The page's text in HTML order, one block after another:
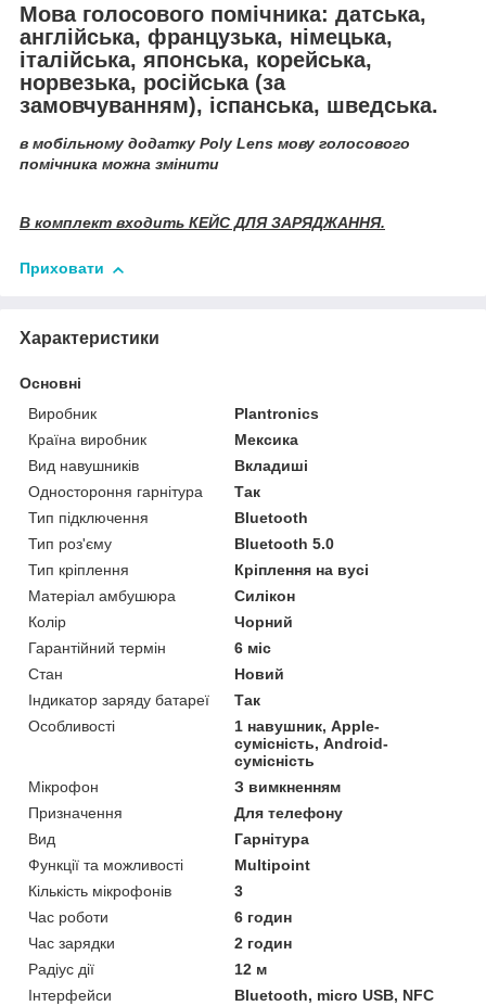
Мова голосового помічника: датська,
англійська, французька, німецька,
італійська, японська, корейська,
норвезька, російська (за
замовчуванням), іспанська, шведська.
в мобільному додатку Poly Lens мову голосового
помічника можна змінити
В комплект входить КЕЙС ДЛЯ ЗАРЯДЖАННЯ.
Приховати
Характеристики
Основні
Виробник
Plantronics
Країна виробник
Мексика
Вид навушників
Вкладиші
Одностороння гарнітура
Так
Тип підключення
Bluetooth
Тип роз'єму
Bluetooth 5.0
Тип кріплення
Кріплення на вусі
Матеріал амбушюра
Силікон
Колір
Чорний
Гарантійний термін
6 міс
Стан
Новий
Індикатор заряду батареї
Так
Особливості
1 навушник, Apple-
сумісність, Android-
сумісність
Мікрофон
З вимкненням
Призначення
Для телефону
Вид
Гарнітура
Функції та можливості
Multipoint
Кількість мікрофонів
3
Час роботи
6 годин
Час зарядки
2 годин
Радіус дії
12 м
Інтерфейси
Bluetooth, micro USB, NFC